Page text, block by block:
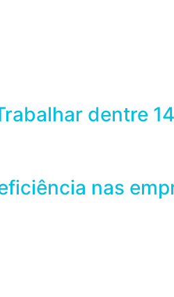
dentre
nas